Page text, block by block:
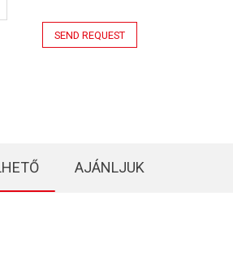
SEND REQUEST
AJÁNLJUK